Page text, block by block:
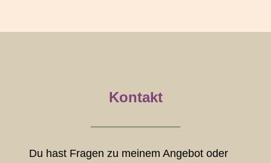
Kontakt
Du hast Fragen zu meinem Angebot oder